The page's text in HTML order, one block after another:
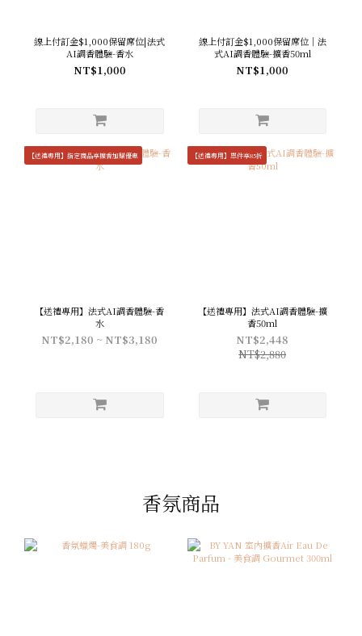
線上付訂金$1,000保留席位|法式
AI調香體驗-香水
NT$1,000
線上付訂金$1,000保留席位｜法
式AI調香體驗-擴香50ml
NT$1,000
【送禮專用】指定商品享擴香加購優惠
【送禮專用】法式AI調香體驗-香
水
NT$2,180 ~ NT$3,180
【送禮專用】單件享85折
【送禮專用】法式AI調香體驗-擴
香50ml
NT$2,448
NT$2,880
香氛商品